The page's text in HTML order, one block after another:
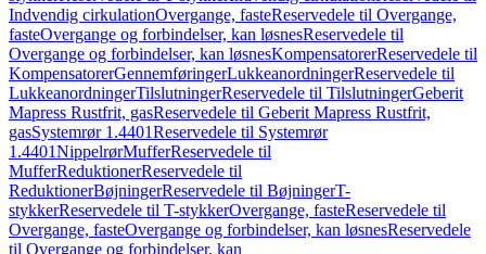
Indvendig cirkulationOvergange, fasteReservedele til Overgange,
fasteOvergange og forbindelser, kan løsnesReservedele til
Overgange og forbindelser, kan løsnesKompensatorerReservedele til
KompensatorerGennemføringerLukkeanordningerReservedele til
LukkeanordningerTilslutningerReservedele til TilslutningerGeberit
Mapress Rustfrit, gasReservedele til Geberit Mapress Rustfrit,
gasSystemrør 1.4401Reservedele til Systemrør
1.4401NippelrørMufferReservedele til
MufferReduktionerReservedele til
ReduktionerBøjningerReservedele til BøjningerT-
stykkerReservedele til T-stykkerOvergange, fasteReservedele til
Overgange, fasteOvergange og forbindelser, kan løsnesReservedele
til Overgange og forbindelser, kan